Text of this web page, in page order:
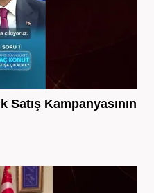
Satış Kampanyasının